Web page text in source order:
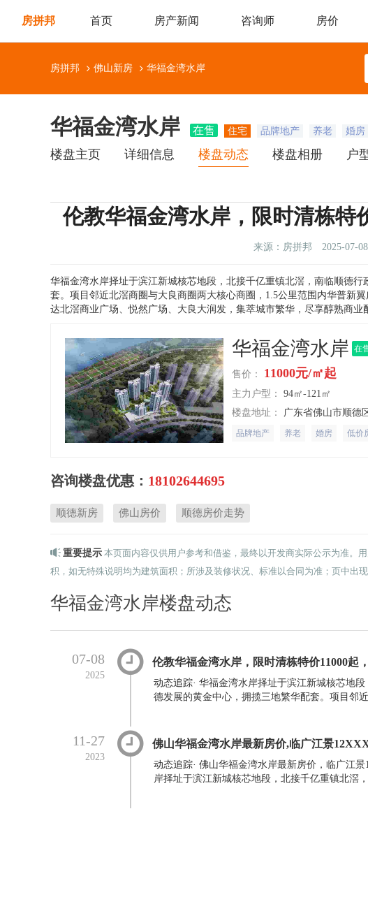
房拼邦 首页 房产新闻 咨询师 房价
房拼邦 佛山新房 华福金湾水岸
华福金湾水岸 在售 住宅 品牌地产 养老 婚房
楼盘主页 详细信息 楼盘动态 楼盘相册 户
伦教华福金湾水岸，限时清栋特
来源：房拼邦 2025-07-
华福金湾水岸择址于滨江新城核芯地段，北接千亿重镇北滘，南临顺德
套。项目邻近北滘商圈与大良商圈两大核心商圈，1.5公里范围内华普新
达北滘商业广场、悦然广场、大良大润发，集萃城市繁华，尽享醇熟商业
华福金湾水岸 在
售价： 11000元/㎡起
主力户型：
94㎡-121㎡
楼盘地址：
广东省佛山市顺德
品牌地产 养老 婚房 低价
咨询楼盘优惠： 18102644695
顺德新房 佛山房价 顺德房价走势
重要提示 本页面内容仅供用户参考和借鉴，最终以开发商实际公示为准。
积，如无特殊说明均为建筑面积；所涉及装修状况、标准以合同为准；页中出
华福金湾水岸楼盘动态
07-08
2025
伦教华福金湾水岸，限时清栋特价11000起
动态追踪· 华福金湾水岸择址于滨江新城核芯地
德发展的黄金中心，拥揽三地繁华配套。项目邻
11-27
2023
佛山华福金湾水岸最新房价,临广江景
动态追踪· 佛山华福金湾水岸最新房价，临广江
岸择址于滨江新城核芯地段，北接千亿重镇北滘